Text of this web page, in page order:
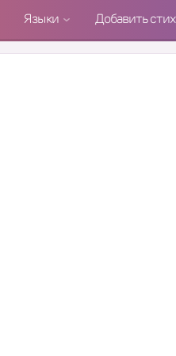
Языки Добавить стих